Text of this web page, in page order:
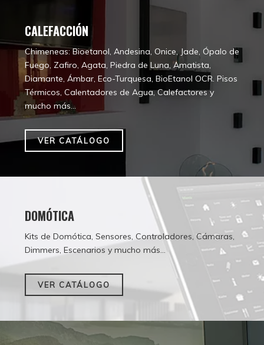
CALEFACCIÓN
Chimeneas: Bioetanol, Andesina, Onice, Jade, Ópalo de
Fuego, Zafiro, Agata, Piedra de Luna, Amatista,
Diamante, Ámbar, Eco-Turquesa, BioEtanol OCR. Pisos
Térmicos, Calentadores de Agua, Calefactores y
mucho más...
VER CATÁLOGO
DOMÓTICA
Kits de Domótica, Sensores, Controladores, Cámaras,
Dimmers, Escenarios y mucho más...
VER CATÁLOGO